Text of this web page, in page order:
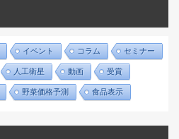
イベント コラム セミナー
人工衛星 動画 受賞
野菜価格予測 食品表示